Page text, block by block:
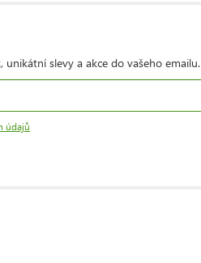
unikátní slevy a akce do vašeho emailu.
údajů